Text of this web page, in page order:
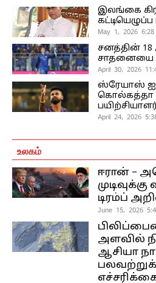
இலங்கை
கட்டியெழுப்ப
May 1, 2026 6:28
சனத்தின்
சாதனையை
April 30, 2026
ஸ்ரேயாஸ்
கொல்கத்தா
April 24, 2026
உலகம்
ஈரான் –
டிரம்ப்
June 15, 2026
அளவில்
ஆசியா